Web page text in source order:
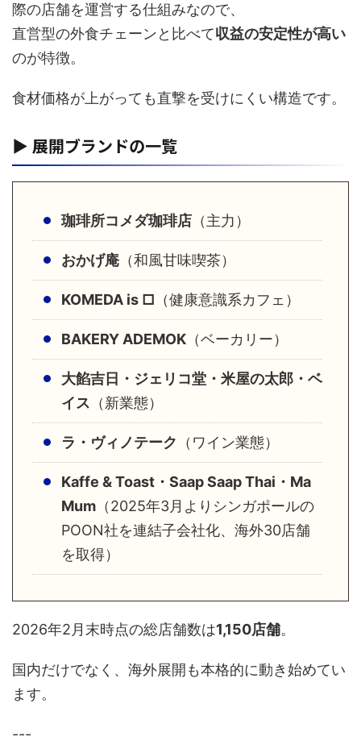
際の店舗を運営する仕組みなので、
直営型の外食チェーンと比べて収益の安定性が高い
のが特徴。
食材価格が上がっても直撃を受けにくい構造です。
▶ 展開ブランドの一覧
珈琲所コメダ珈琲店 （主力）
おかげ庵 （和風甘味喫茶）
KOMEDA is □ （健康意識系カフェ）
BAKERY ADEMOK （ベーカリー）
大餡吉日・ジェリコ堂・米屋の太郎・ベ
イス （新業態）
ラ・ヴィノテーク （ワイン業態）
Kaffe & Toast・Saap Saap Thai・Ma
Mum （2025年3月よりシンガポールの
POON社を連結子会社化、海外30店舗
を取得）
2026年2月末時点の総店舗数は1,150店舗。
国内だけでなく、海外展開も本格的に動き始めてい
ます。
---